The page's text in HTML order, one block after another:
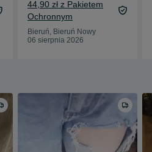
44,90 zł z Pakietem
Ochronnym
Bieruń, Bieruń Nowy
06 sierpnia 2026